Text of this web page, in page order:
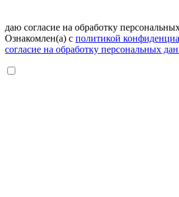
даю согласие на обработку
Ознакомлен(а) с политикой
согласие на обработку персональных